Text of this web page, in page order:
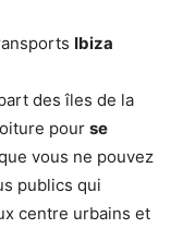
Ibiza
des îles de la
pour se
vous ne pouvez
publics qui
centre urbains et